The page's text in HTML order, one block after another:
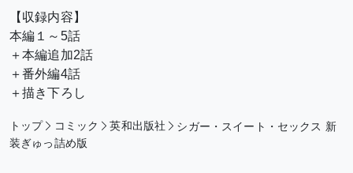
【収録内容】
本編１～5話
＋本編追加2話
＋番外編4話
＋描き下ろし
トップ コミック 英和出版社
シガー・スイート・セックス 新
装ぎゅっ詰め版